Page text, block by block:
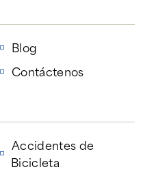
Blog
Contáctenos
Accidentes de
Bicicleta